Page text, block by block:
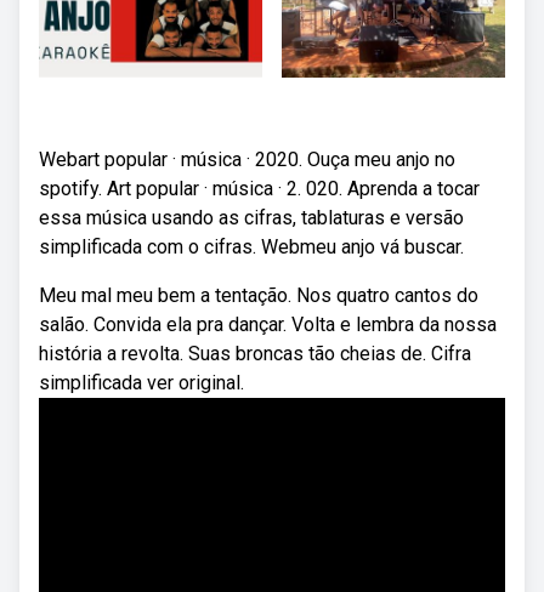
Webart popular · música · 2020. Ouça meu anjo no
spotify. Art popular · música · 2. 020. Aprenda a tocar
essa música usando as cifras, tablaturas e versão
simplificada com o cifras. Webmeu anjo vá buscar.
Meu mal meu bem a tentação. Nos quatro cantos do
salão. Convida ela pra dançar. Volta e lembra da nossa
história a revolta. Suas broncas tão cheias de. Cifra
simplificada ver original.